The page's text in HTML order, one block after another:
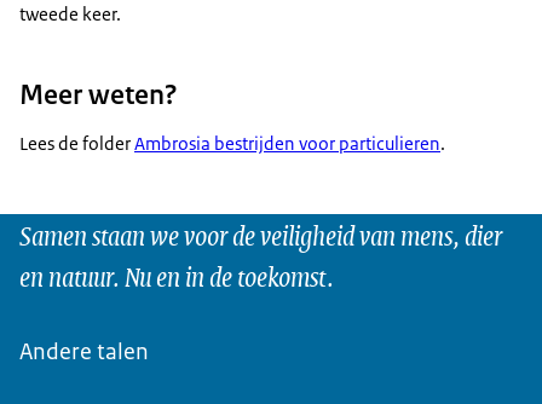
tweede keer.
Meer weten?
Lees de folderAmbrosia bestrijden voor particulieren.
Samen staan we voor de veiligheid van mens, dier
en natuur. Nu en in de toekomst.
Andere talen